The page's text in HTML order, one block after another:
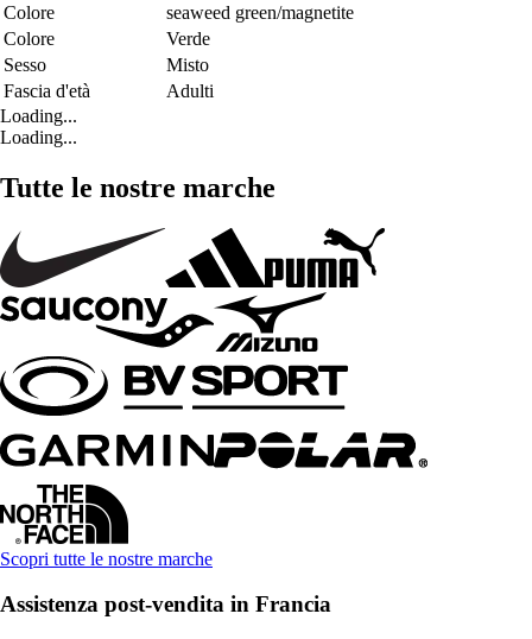
Colore
seaweed green/magnetite
Colore
Verde
Sesso
Misto
Fascia d'età
Adulti
Loading...
Loading...
Tutte le nostre marche
Scopri tutte le nostre marche
Assistenza post-vendita in Francia